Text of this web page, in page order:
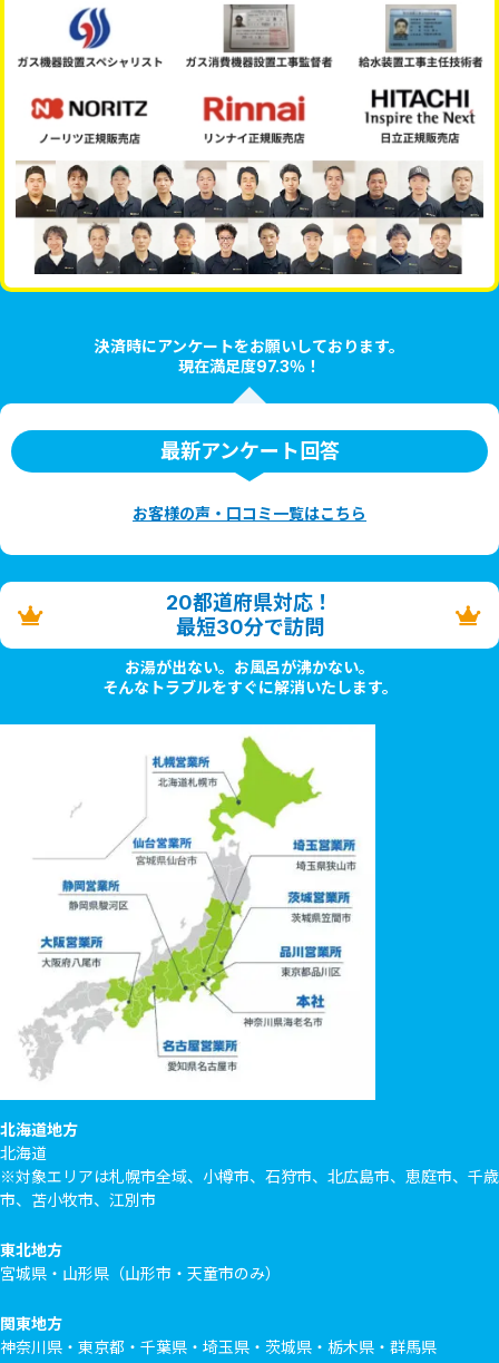
決済時にアンケートをお願いしております。
現在満足度97.3％！
最新アンケート回答
お客様の声・口コミ一覧はこちら
20都道府県対応！
最短30分で訪問
お湯が出ない。お風呂が沸かない。
そんなトラブルをすぐに解消いたします。
北海道地方
北海道
※対象エリアは札幌市全域、小樽市、石狩市、北広島市、恵庭市、千歳
市、苫小牧市、江別市
東北地方
宮城県・山形県（山形市・天童市のみ）
関東地方
神奈川県・東京都・千葉県・埼玉県・茨城県・栃木県・群馬県